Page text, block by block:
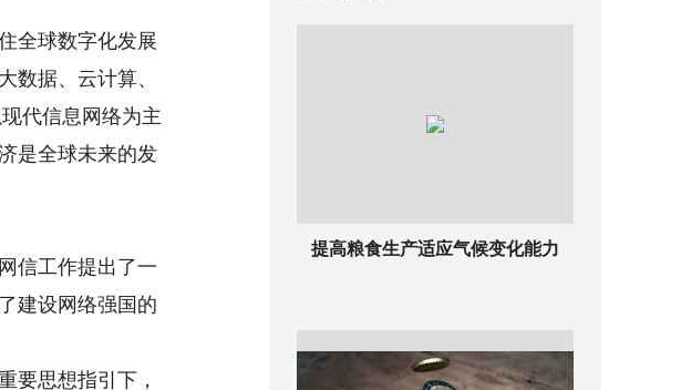
全球数字化发展
数据、云计算、
代信息网络为主
是全球未来的发
信工作提出了一
建设网络强国的
思想指引下，
提高粮食生产适应气候变化能力